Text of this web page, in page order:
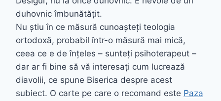
duhovnic îmbunătățit.
Nu știu în ce măsură cunoașteți teologia
ortodoxă, probabil într-o măsură mai mică,
ceea ce e de înțeles – sunteți psihoterapeut –
dar ar fi bine să vă interesați cum lucrează
diavolii, ce spune Biserica despre acest
subiect. O carte pe care o recomand este Paza